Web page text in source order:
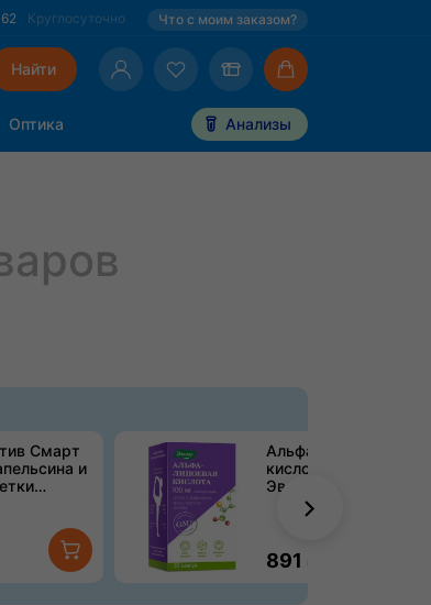
Круглосуточно Что с моим заказом?
Найти
Оптика
Анализы
Смарт
и
Альфа-липоевая
кислота Anti-Age
Эвалар капсулы 1,1г
100мг 30шт
891